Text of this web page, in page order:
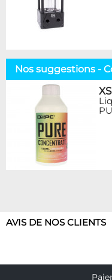
Nos suggestions -
AVIS DE NOS CLIENTS